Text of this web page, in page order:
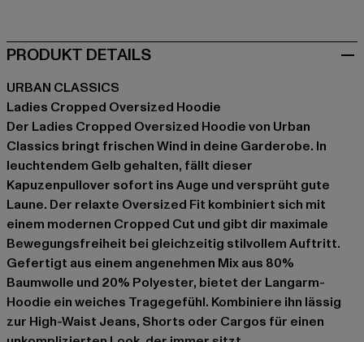
PRODUKT DETAILS
URBAN CLASSICS
Ladies Cropped Oversized Hoodie
Der Ladies Cropped Oversized Hoodie von Urban
Classics bringt frischen Wind in deine Garderobe. In
leuchtendem Gelb gehalten, fällt dieser
Kapuzenpullover sofort ins Auge und versprüht gute
Laune. Der relaxte Oversized Fit kombiniert sich mit
einem modernen Cropped Cut und gibt dir maximale
Bewegungsfreiheit bei gleichzeitig stilvollem Auftritt.
Gefertigt aus einem angenehmen Mix aus 80%
Baumwolle und 20% Polyester, bietet der Langarm-
Hoodie ein weiches Tragegefühl. Kombiniere ihn lässig
zur High-Waist Jeans, Shorts oder Cargos für einen